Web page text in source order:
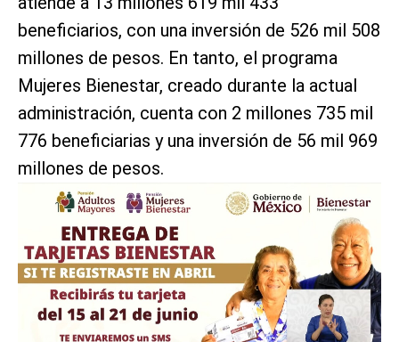
beneficiarios, con una inversión de 526 mil 508
millones de pesos. En tanto, el programa
Mujeres Bienestar, creado durante la actual
administración, cuenta con 2 millones 735 mil
776 beneficiarias y una inversión de 56 mil 969
millones de pesos.